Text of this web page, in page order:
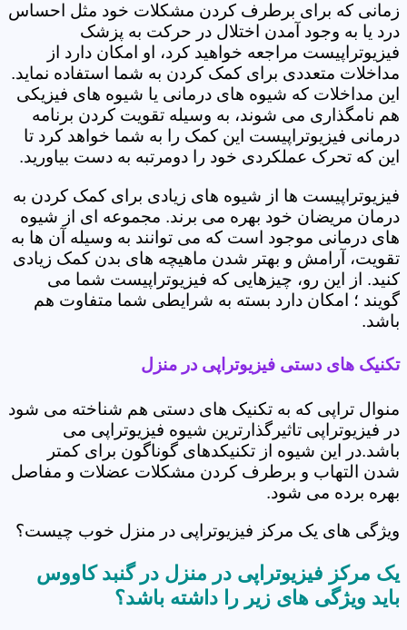
زمانی که برای برطرف کردن مشکلات خود مثل احساس
درد یا به وجود آمدن اختلال در حرکت به پزشک
فیزیوتراپیست مراجعه خواهید کرد، او امکان دارد از
مداخلات متعددی برای کمک کردن به شما استفاده نماید.
این مداخلات که شیوه های درمانی یا شیوه های فیزیکی
هم نامگذاری می شوند، به وسیله تقویت کردن برنامه
درمانی فیزیوتراپیست این کمک را به شما خواهد کرد تا
این که تحرک عملکردی خود را دومرتبه به دست بیاورید.
فیزیوتراپیست ها از شیوه های زیادی برای کمک کردن به
درمان مریضان خود بهره می برند. مجموعه ای از شیوه
های درمانی موجود است که می توانند به وسیله آن ها به
تقویت، آرامش و بهتر شدن ماهیچه های بدن کمک زیادی
کنید. از این رو، چیزهایی که فیزیوتراپیست شما می
گویند ؛ امکان دارد بسته به شرایطی شما متفاوت هم
باشد.
تکنیک های دستی فیزیوتراپی در منزل
منوال تراپی که به تکنیک های دستی هم شناخته می شود
در فیزیوتراپی تاثیرگذارترین شیوه فیزیوتراپی می
باشد.در این شیوه از تکنیکدهای گوناگون برای کمتر
شدن التهاب و برطرف کردن مشکلات عضلات و مفاصل
بهره برده می شود.
ویژگی های یک مرکز فیزیوتراپی در منزل خوب چیست؟
یک مرکز فیزیوتراپی در منزل در گنبد کاووس
باید ویژگی های زیر را داشته باشد؟